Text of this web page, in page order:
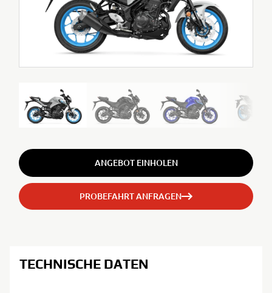
ANGEBOT EINHOLEN
PROBEFAHRT ANFRAGEN
TECHNISCHE DATEN